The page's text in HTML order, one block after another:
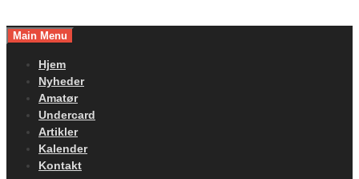
toMain Menu
Hjem
Nyheder
Amatør
Undercard
Artikler
Kalender
Kontakt